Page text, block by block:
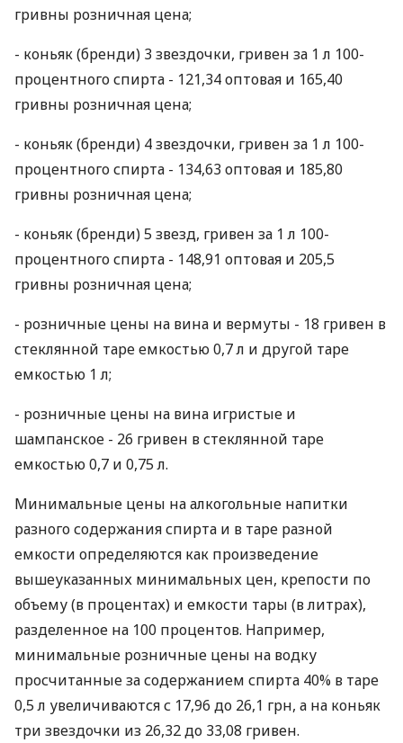
гривны розничная цена;
- коньяк (бренди) 3 звездочки, гривен за 1 л 100-
процентного спирта - 121,34 оптовая и 165,40
гривны розничная цена;
- коньяк (бренди) 4 звездочки, гривен за 1 л 100-
процентного спирта - 134,63 оптовая и 185,80
гривны розничная цена;
- коньяк (бренди) 5 звезд, гривен за 1 л 100-
процентного спирта - 148,91 оптовая и 205,5
гривны розничная цена;
- розничные цены на вина и вермуты - 18 гривен в
стеклянной таре емкостью 0,7 л и другой таре
емкостью 1 л;
- розничные цены на вина игристые и
шампанское - 26 гривен в стеклянной таре
емкостью 0,7 и 0,75 л.
Минимальные цены на алкогольные напитки
разного содержания спирта и в таре разной
емкости определяются как произведение
вышеуказанных минимальных цен, крепости по
объему (в процентах) и емкости тары (в литрах),
разделенное на 100 процентов. Например,
минимальные розничные цены на водку
просчитанные за содержанием спирта 40% в таре
0,5 л увеличиваются с 17,96 до 26,1 грн, а на коньяк
три звездочки из 26,32 до 33,08 гривен.